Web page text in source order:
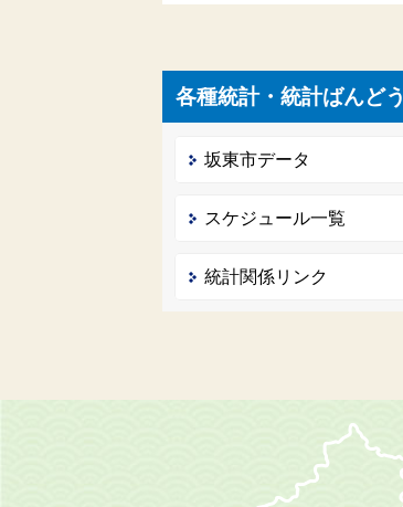
各種統計・統計ばんどう
坂東市データ
スケジュール一覧
統計関係リンク